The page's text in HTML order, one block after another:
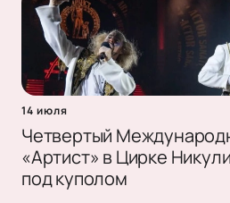
14 июля
Четвертый
«Артист» в Цирке
под куполом